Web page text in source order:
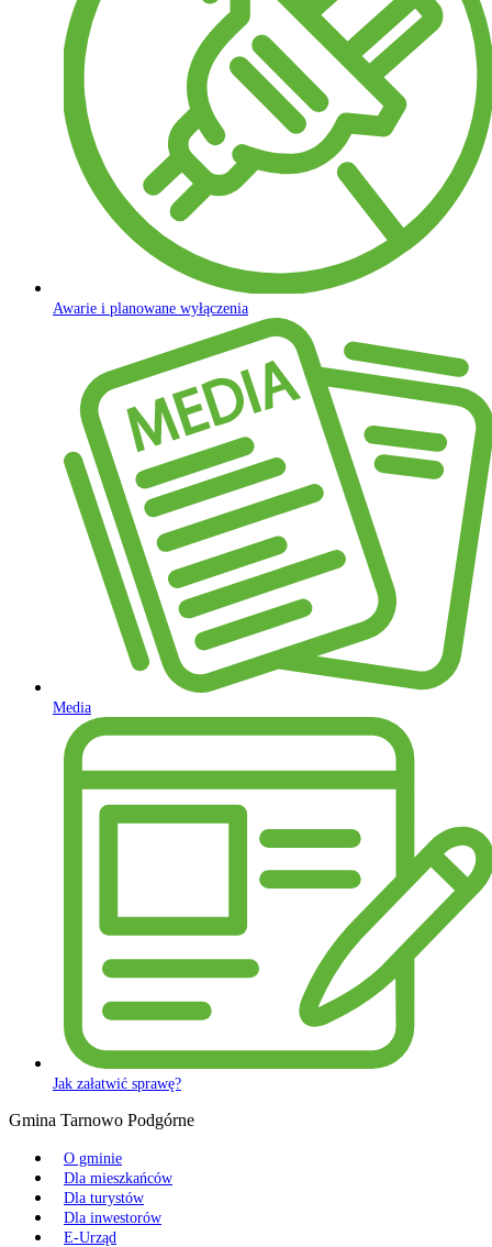
Awarie i planowane wyłączenia
Media
Jak załatwić sprawę?
Gmina Tarnowo Podgórne
O gminie
Dla mieszkańców
Dla turystów
Dla inwestorów
E-Urząd